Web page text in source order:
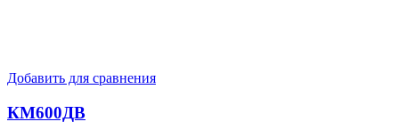
Добавить для сравнения
КМ600ДВ